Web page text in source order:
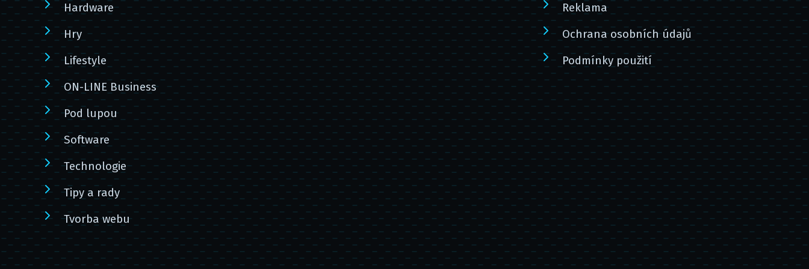
Hardware
Hry
Lifestyle
ON-LINE Business
Pod lupou
Software
Technologie
Tipy a rady
Tvorba webu
Reklama
Ochrana osobních údajů
Podmínky použití